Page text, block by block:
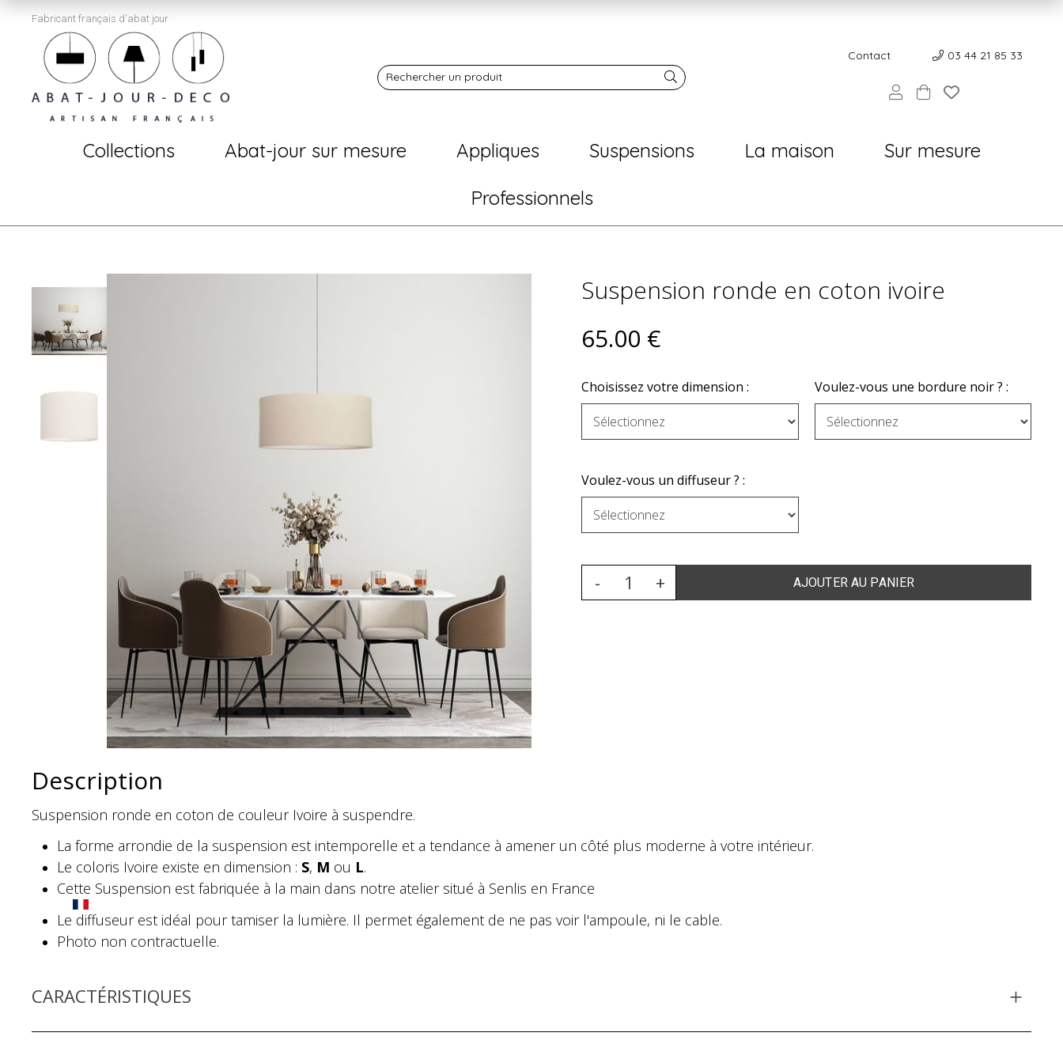
Fabricant français d'abat jour
Contact
03 44 21 85 33
Rechercher un produit
Collections Abat-jour sur mesure Appliques Suspensions La maison
Sur mesure
Professionnels
Suspension ronde en coton ivoire
65.00 €
Choisissez votre dimension : Voulez-vous une bordure noir ? :
Voulez-vous un diffuseur ? :
Description
Suspension ronde en coton de couleur Ivoire à suspendre.
La forme arrondie de la suspension est intemporelle et a tendance à amener un côté plus moderne à votre intérieur.
Le coloris Ivoire existe en dimension : S, M ou L.
Cette Suspension est fabriquée à la main dans notre atelier situé à Senlis en France
Le diffuseur est idéal pour tamiser la lumière. Il permet également de ne pas voir l'ampoule, ni le cable.
Photo non contractuelle.
CARACTÉRISTIQUES
Contact